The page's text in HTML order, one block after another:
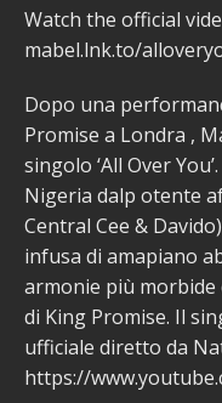
Watch the official
mabel.lnk.to/
Dopo una
Promise a Londra ,
singolo ‘All Over
Nigeria dalp otente
Central Cee &
infusa di amapiano
armonie più
di King Promise. Il
ufficiale diretto da
https://